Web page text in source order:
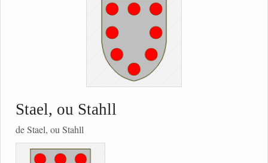
Stael, ou Stahll
de Stael, ou Stahll